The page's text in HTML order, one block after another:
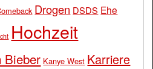
Drogen DSDS Ehe
Hochzeit
Bieber Kanye West Karriere